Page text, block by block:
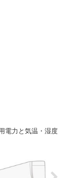
電力と気温・湿度